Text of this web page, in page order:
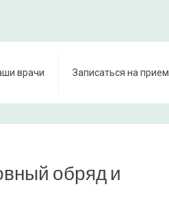
врачи Записаться на прием
обряд и